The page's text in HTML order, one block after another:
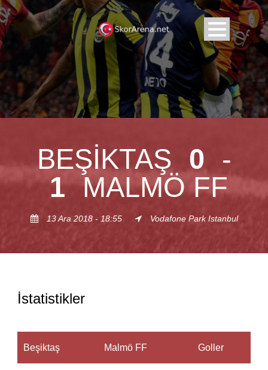
BEŞIKTAŞ 0
-
1 MALMÖ FF
13 Ara 2018 - 18:55 Vodafone Park Istanbul
İstatistikler
Beşiktaş Malmö FF Goller